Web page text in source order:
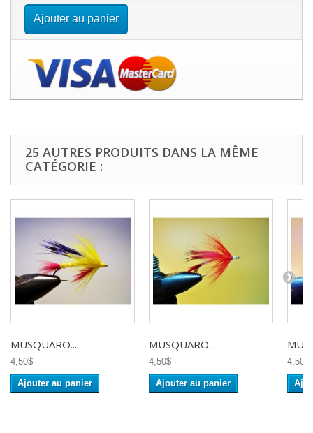
Ajouter au panier
25 AUTRES PRODUITS DANS LA MÊME
CATÉGORIE :
MUSQUARO...
4,50$
Ajouter au panier
MUSQUARO...
4,50$
Ajouter au panier
4,50$